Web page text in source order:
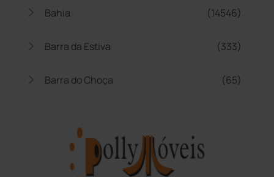
Bahia (14546)
Barra da Estiva (333)
Barra do Choça (65)
Bom Jesus da Lapa